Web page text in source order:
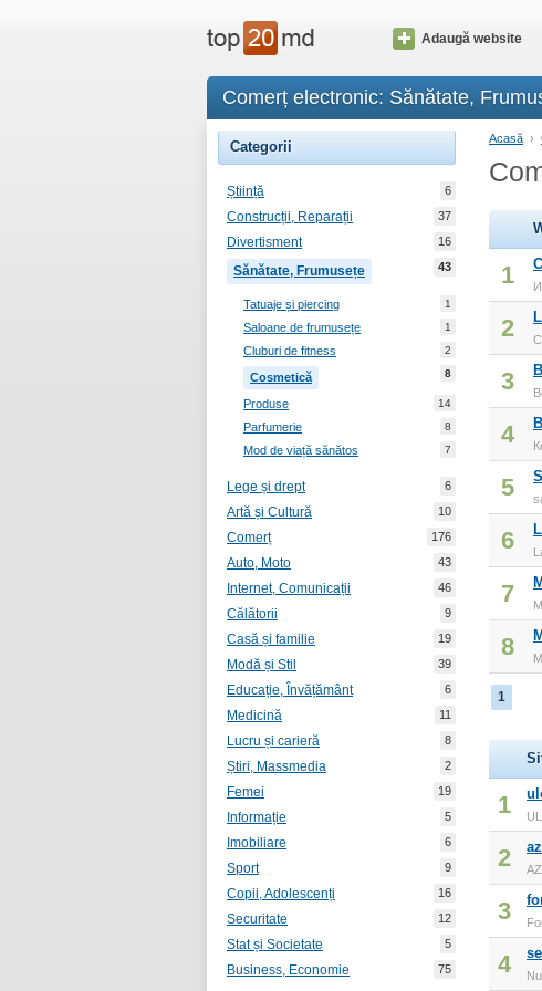
Adaugă website
Comerț electronic: Sănătate,
Categorii
Știință 6
Construcții, Reparații 37
Divertisment 16
Sănătate, Frumusețe 43
Tatuaje și piercing 1
Saloane de frumusețe 1
Cluburi de fitness 2
Cosmetică 8
Produse 14
Parfumerie 8
Mod de viață sănătos 7
Lege și drept 6
Artă și Cultură 10
Comerț 176
Auto, Moto 43
Internet, Comunicații 46
Călătorii 9
Casă și familie 19
Modă și Stil 39
Educație, Învățământ 6
Medicină 11
Lucru și carieră 8
Știri, Massmedia 2
Femei 19
Informație 5
Imobiliare 6
Sport 9
Copii, Adolescenți 16
Securitate 12
Stat și Societate 5
Business, Economie 75
Acasă ›
1
2
3
4
5
6
7
8
1
1
2
3
4